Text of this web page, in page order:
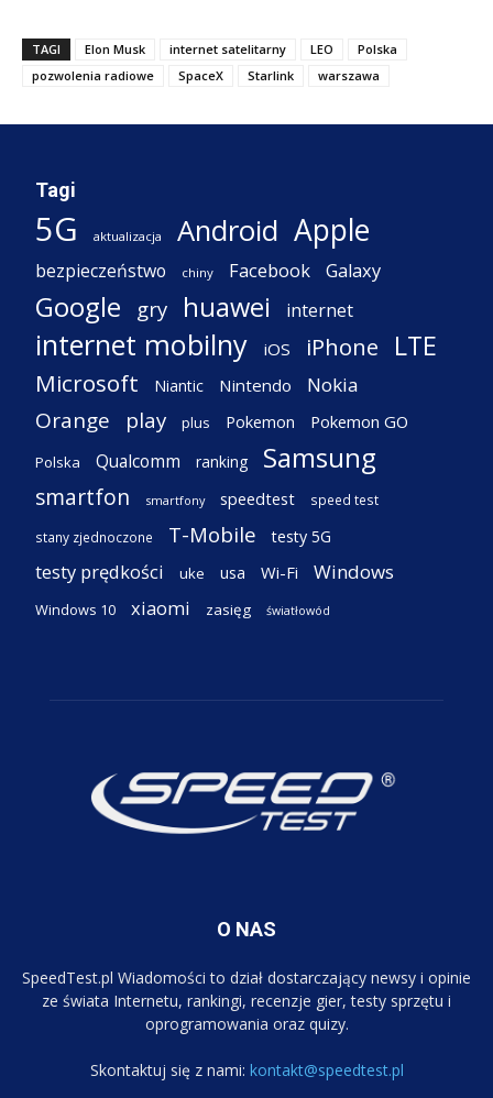
TAGI Elon Musk internet satelitarny LEO
Polska
pozwolenia radiowe
SpaceX Starlink warszawa
Tagi
5G aktualizacja Android Apple
bezpieczeństwo chiny Facebook Galaxy
Google gry huawei internet
internet mobilny iOS iPhone LTE
Microsoft Niantic Nintendo Nokia
Orange play plus Pokemon Pokemon GO
Polska Qualcomm ranking Samsung
smartfon smartfony speedtest speed test
stany zjednoczone T-Mobile testy 5G
testy prędkości uke usa Wi-Fi Windows
Windows 10 xiaomi zasięg światłowód
O NAS
SpeedTest.pl Wiadomości to dział dostarczający newsy i opinie
ze świata Internetu, rankingi, recenzje gier, testy sprzętu i
oprogramowania oraz quizy.
Skontaktuj się z nami: kontakt@speedtest.pl